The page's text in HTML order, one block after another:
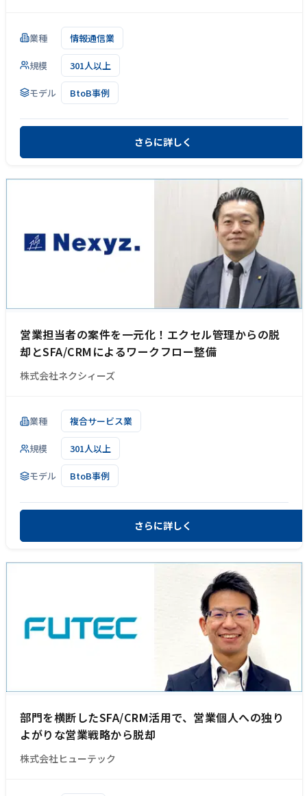
業種 情報通信業
規模 301人以上
モデル BtoB事例
さらに詳しく
営業担当者の案件を一元化！エクセル管理からの脱
却とSFA/CRMによるワークフロー整備
株式会社ネクシィーズ
業種 複合サービス業
規模 301人以上
モデル BtoB事例
さらに詳しく
部門を横断したSFA/CRM活用で、営業個人への独り
よがりな営業戦略から脱却
株式会社ヒューテック